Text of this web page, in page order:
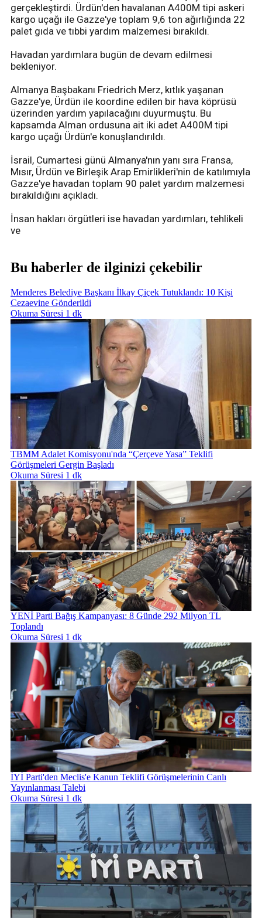
gerçekleştirdi. Ürdün'den havalanan A400M tipi askeri
kargo uçağı ile Gazze'ye toplam 9,6 ton ağırlığında 22
palet gıda ve tıbbi yardım malzemesi bırakıldı.
Havadan yardımlara bugün de devam edilmesi
bekleniyor.
Almanya Başbakanı Friedrich Merz, kıtlık yaşanan
Gazze'ye, Ürdün ile koordine edilen bir hava köprüsü
üzerinden yardım yapılacağını duyurmuştu. Bu
kapsamda Alman ordusuna ait iki adet A400M tipi
kargo uçağı Ürdün'e konuşlandırıldı.
İsrail, Cumartesi günü Almanya'nın yanı sıra Fransa,
Mısır, Ürdün ve Birleşik Arap Emirlikleri'nin de katılımıyla
Gazze'ye havadan toplam 90 palet yardım malzemesi
bırakıldığını açıkladı.
İnsan hakları örgütleri ise havadan yardımları, tehlikeli
ve
Bu haberler de ilginizi çekebilir
Menderes Belediye Başkanı İlkay Çiçek Tutuklandı: 10 Kişi
Cezaevine Gönderildi
Okuma Süresi 1 dk
TBMM Adalet Komisyonu'nda “Çerçeve Yasa” Teklifi
Görüşmeleri Gergin Başladı
Okuma Süresi 1 dk
YENİ Parti Bağış Kampanyası: 8 Günde 292 Milyon TL
Toplandı
Okuma Süresi 1 dk
İYİ Parti'den Meclis'e Kanun Teklifi Görüşmelerinin Canlı
Yayınlanması Talebi
Okuma Süresi 1 dk